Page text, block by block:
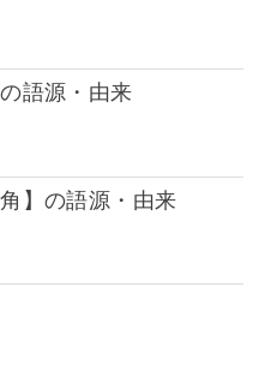
語源・由来
】の語源・由来